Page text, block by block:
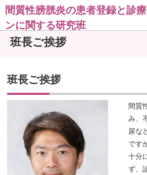
間質性膀胱炎の患者登録と診
ンに関する研究班
班長ご挨拶
班長ご挨拶
間質
み、
尿な
です
十分
ず、